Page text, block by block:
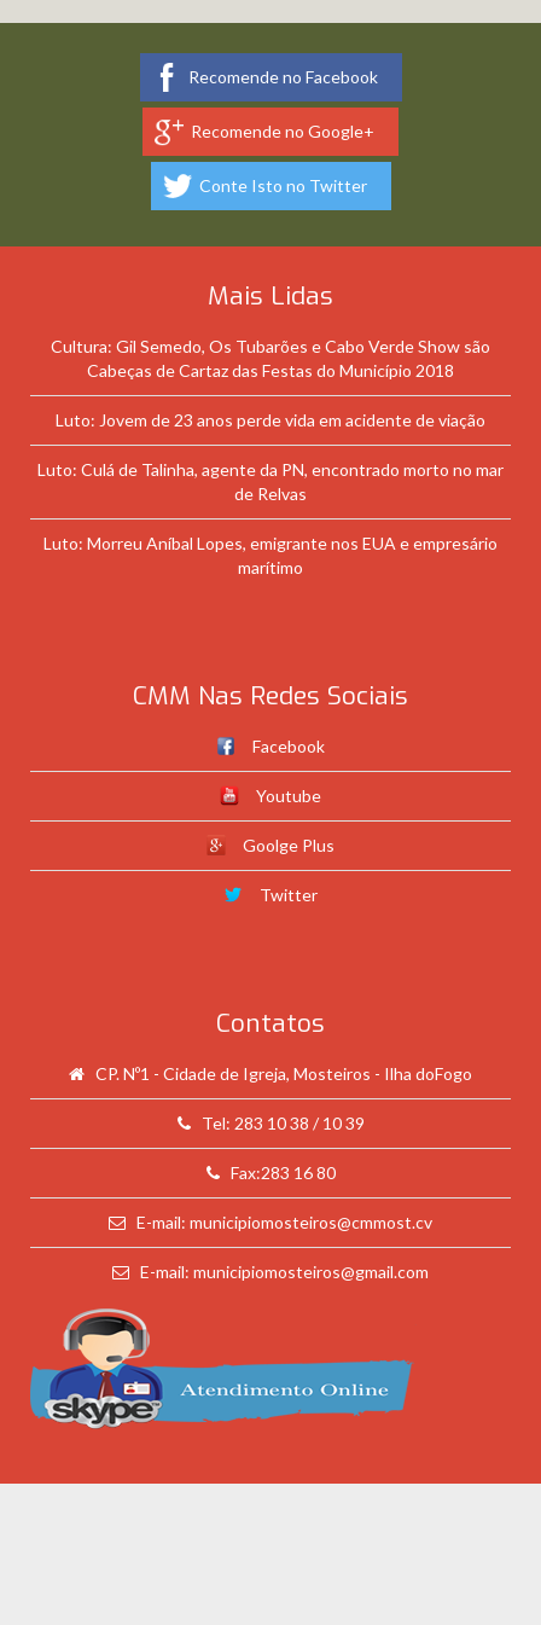
Recomende no Facebook
Recomende no Google+
Conte Isto no Twitter
Mais Lidas
Cultura: Gil Semedo, Os Tubarões e Cabo Verde Show são
Cabeças de Cartaz das Festas do Município 2018
Luto: Jovem de 23 anos perde vida em acidente de viação
Luto: Culá de Talinha, agente da PN, encontrado morto no mar
de Relvas
Luto: Morreu Aníbal Lopes, emigrante nos EUA e empresário
marítimo
CMM Nas Redes Sociais
Facebook
Youtube
Goolge Plus
Twitter
Contatos
CP. Nº1 - Cidade de Igreja, Mosteiros - Ilha doFogo
Tel: 283 10 38 / 10 39
Fax:283 16 80
E-mail: municipiomosteiros@cmmost.cv
E-mail: municipiomosteiros@gmail.com